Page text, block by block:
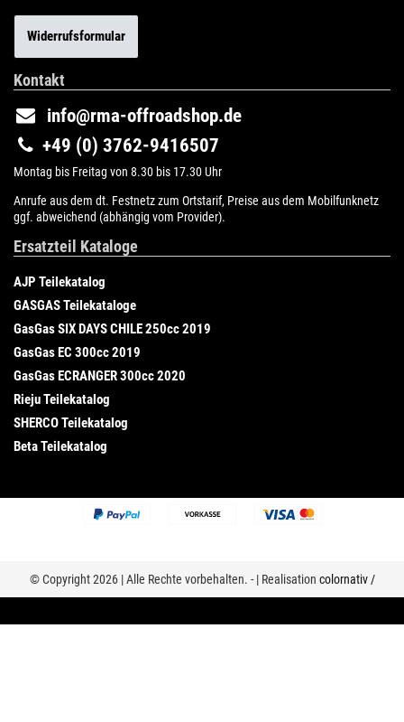
Widerrufsformular
Kontakt
info@rma-offroadshop.de
+49 (0) 3762-9416507
Montag bis Freitag von 8.30 bis 17.30 Uhr
Anrufe aus dem dt. Festnetz zum Ortstarif, Preise aus dem Mobilfunknetz
ggf. abweichend (abhängig vom Provider).
Ersatzteil Kataloge
AJP Teilekatalog
GASGAS Teilekataloge
GasGas SIX DAYS CHILE 250cc 2019
GasGas EC 300cc 2019
GasGas ECRANGER 300cc 2020
Rieju Teilekatalog
SHERCO Teilekatalog
Beta Teilekatalog
© Copyright 2026 | Alle Rechte vorbehalten. - | Realisation colornativ /